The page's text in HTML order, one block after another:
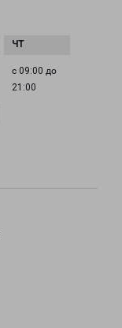
с 09:00 до
21:00